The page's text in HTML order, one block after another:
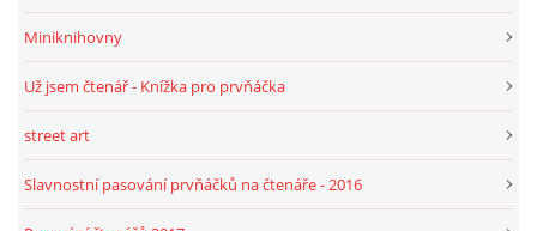
Miniknihovny
Už jsem čtenář - Knížka pro prvňáčka
street art
Slavnostní pasování prvňáčků na čtenáře - 2016